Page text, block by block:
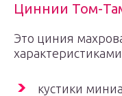
Циннии Том-
Это циния
кустики